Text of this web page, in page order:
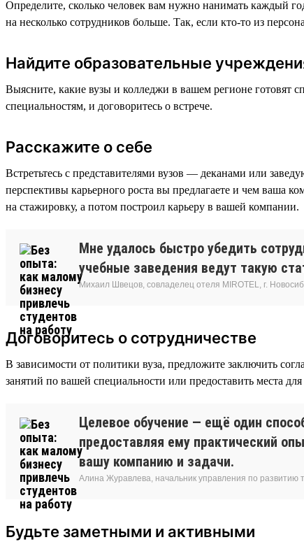
Определите, сколько человек вам нужно нанимать каждый
на несколько сотрудников больше. Так, если кто-то из
Найдите образовательные
Выясните, какие вузы и колледжи в вашем регионе готовят
специальностям, и договоритесь о встрече.
Расскажите о себе
Встретьтесь с представителями вузов — деканами или
перспективы карьерного роста вы предлагаете и чем ваша
на стажировку, а потом построил карьеру в вашей компании.
Мне удалось быстро убедить
учебные заведения ведут такую
Михаил Швецов, совладелец отеля MIROTEL, г.
Договоритесь о сотрудничестве
В зависимости от политики вуза, предложите заключить
занятий по вашей специальности или предоставить места
Целевое обучение — ещё один
предоставляя ему практический
вашу компанию и задачи.
Алина Журавлева, начальник управления по развитию
Будьте заметными и активными